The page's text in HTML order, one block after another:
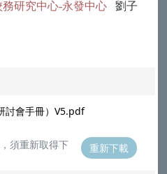
研究中心-永發中心
劉子
討會手冊）V5.pdf
須重新取得下
重新下載